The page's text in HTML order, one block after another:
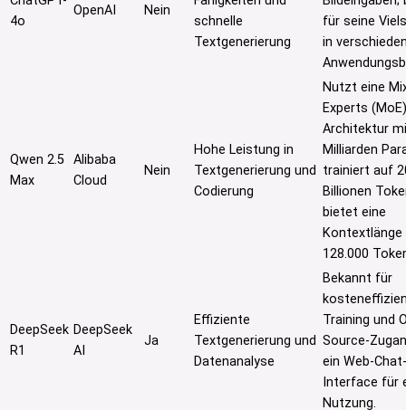
4o
OpenAI Nein
schnelle
Textgenerierung
für seine
in
Qwen 2.5
Max
Alibaba
Cloud
Nein
Hohe Leistung in
Textgenerierung und
Codierung
Nutzt eine
Experts
Architektur
Milliarden
trainiert auf
Billionen
bietet eine
Kontextlänge
128.000
DeepSeek
R1
DeepSeek
AI
Ja
Effiziente
Textgenerierung und
Datenanalyse
Bekannt für
Training und
Source-
ein Web-Chat-
Interface für
Nutzung.